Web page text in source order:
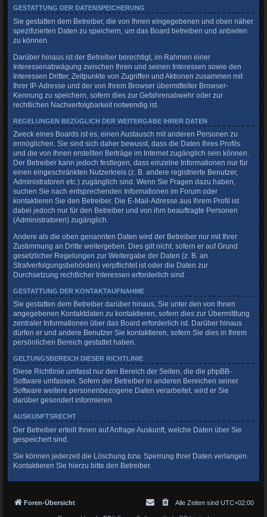
GESTATTUNG DER DATENSPEICHERUNG
Sie gestatten dem Betreiber, die von Ihnen eingegebenen und oben näher
spezifizierten Daten zu speichern, um das Board betreiben und anbieten
zu können.
Darüber hinaus ist der Betreiber berechtigt, im Rahmen einer
Interessenabwägung zwischen Ihren und seinen Interessen sowie den
Interessen Dritter, Zeitpunkte von Zugriffen und Aktionen zusammen mit
Ihrer IP-Adresse und der von Ihrem Browser übermittelter Browser-
Kennung zu speichern, sofern dies zur Gefahrenabwehr oder zur
rechtlichen Nachverfolgbarkeit notwendig ist.
REGELUNGEN BEZÜGLICH DER WEITERGABE IHRER DATEN
Zweck eines Boards ist es, einen Austausch mit anderen Personen zu
ermöglichen. Sie sind sich daher bewusst, dass die Daten Ihres Profils
und die von Ihnen erstellten Beiträge im Internet zugänglich sein können.
Der Betreiber kann jedoch festlegen, dass einzelne Informationen nur für
einen eingeschränkten Nutzerkreis (z. B. andere registrierte Benutzer,
Administratoren etc.) zugänglich sind. Wenn Sie Fragen dazu haben,
suchen Sie nach entsprechenden Informationen im Forum oder
kontaktieren Sie den Betreiber. Die E-Mail-Adresse aus Ihrem Profil ist
dabei jedoch nur für den Betreiber und von ihm beauftragte Personen
(Administratoren) zugänglich.
Andere als die oben genannten Daten wird der Betreiber nur mit Ihrer
Zustimmung an Dritte weitergeben. Dies gilt nicht, sofern er auf Grund
gesetzlicher Regelungen zur Weitergabe der Daten (z. B. an
Strafverfolgungsbehörden) verpflichtet ist oder die Daten zur
Durchsetzung rechtlicher Interessen erforderlich sind.
GESTATTUNG DER KONTAKTAUFNAHME
Sie gestatten dem Betreiber darüber hinaus, Sie unter den von Ihnen
angegebenen Kontaktdaten zu kontaktieren, sofern dies zur Übermittlung
zentraler Informationen über das Board erforderlich ist. Darüber hinaus
dürfen er und andere Benutzer Sie kontaktieren, sofern Sie dies in Ihrem
persönlichen Bereich gestattet haben.
GELTUNGSBEREICH DIESER RICHTLINIE
Diese Richtlinie umfasst nur den Bereich der Seiten, die die phpBB-
Software umfassen. Sofern der Betreiber in anderen Bereichen seiner
Software weitere personenbezogene Daten verarbeitet, wird er Sie
darüber gesondert informieren.
AUSKUNFTSRECHT
Der Betreiber erteilt Ihnen auf Anfrage Auskunft, welche Daten über Sie
gespeichert sind.
Sie können jederzeit die Löschung bzw. Sperrung Ihrer Daten verlangen.
Kontaktieren Sie hierzu bitte den Betreiber.
Foren-Übersicht Alle Zeiten sind UTC+02:00